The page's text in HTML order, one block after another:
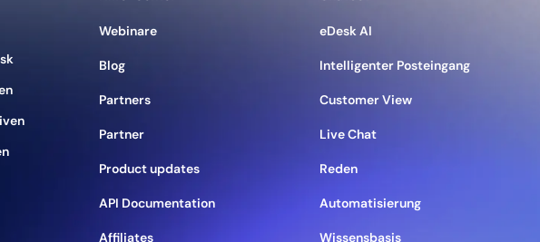
Webinare
Blog
Partners
Partner
Product updates
API Documentation
Affiliates
eDesk AI
Intelligenter Posteingang
Customer View
Live Chat
Reden
Automatisierung
Wissensbasis